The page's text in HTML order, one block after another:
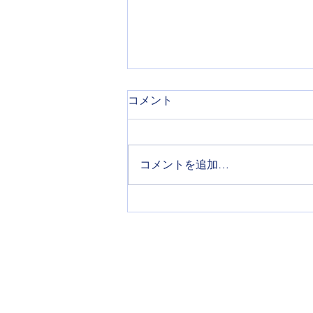
5月3日(土)、10日(土)放送 タ
コメント
コメントを追加…